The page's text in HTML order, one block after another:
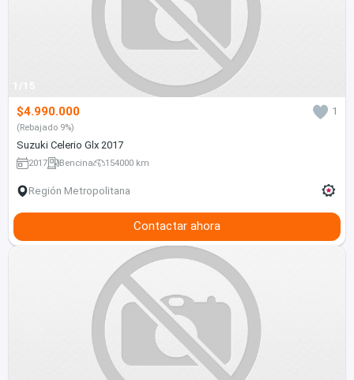
1/15
$4.990.000 1
(Rebajado 9%)
Suzuki Celerio Glx 2017
2017 Bencina 154000 km
Región Metropolitana
Contactar ahora